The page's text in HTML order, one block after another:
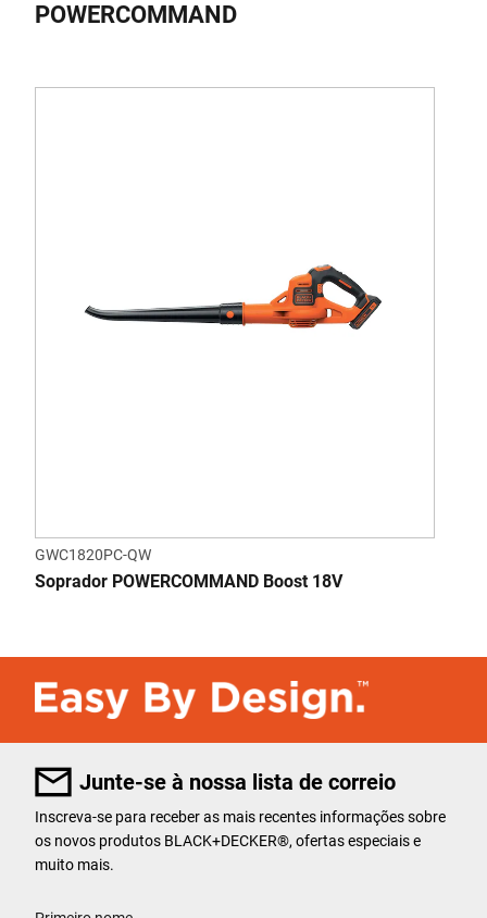
POWERCOMMAND
GWC1820PC-QW
Soprador POWERCOMMAND Boost 18V
Junte-se à nossa lista de correio
Inscreva-se para receber as mais recentes informações sobre
os novos produtos BLACK+DECKER®, ofertas especiais e
muito mais.